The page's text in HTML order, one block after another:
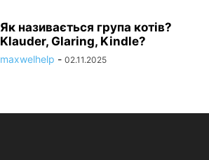
Як називається група котів?
Klauder, Glaring, Kindle?
maxwelhelp - 02.11.2025